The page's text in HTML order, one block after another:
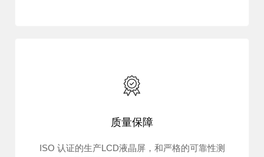
质量保障
ISO 认证的生产LCD液晶屏，和严格的可靠性测